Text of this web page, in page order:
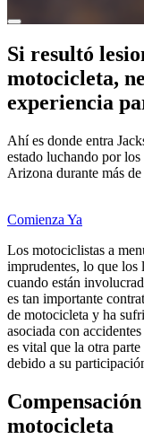
Si resultó
motocicleta,
experiencia
Ahí es donde entra
estado luchando por
Arizona durante más de
Comienza Ya
Los motociclistas a
imprudentes, lo que los
cuando están
es tan importante
de motocicleta y ha
asociada con
es vital que la otra
debido a su
motocicleta